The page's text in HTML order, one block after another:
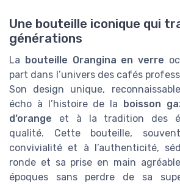
Une bouteille iconique qui
générations
La bouteille Orangina en verre
part dans l’univers des cafés
Son design unique,
écho à l’histoire de la
boisson
d’orange et à la tradition des
qualité. Cette bouteille,
convivialité et à l’authenticité,
ronde et sa prise en main
époques sans perdre de sa